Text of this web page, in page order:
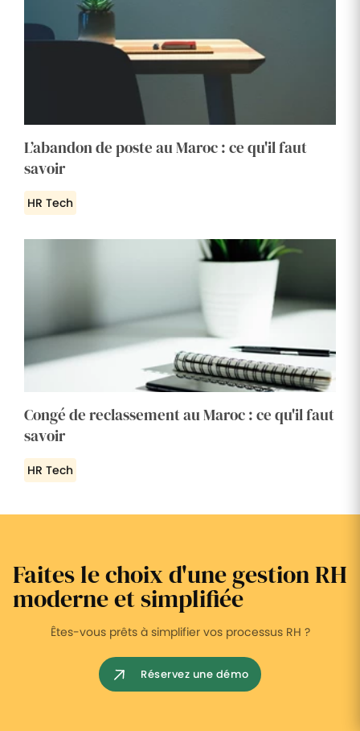
L’abandon de poste au Maroc : ce qu'il faut
savoir
HR Tech
Congé de reclassement au Maroc : ce qu'il faut
savoir
HR Tech
Faites le choix d'une gestion RH
moderne et simplifiée
Êtes-vous prêts à simplifier vos processus RH ?
Réservez une démo